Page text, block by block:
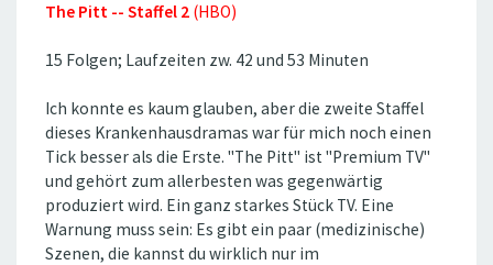
The Pitt -- Staffel 2 (HBO)
15 Folgen; Laufzeiten zw. 42 und 53 Minuten
Ich konnte es kaum glauben, aber die zweite Staffel
dieses Krankenhausdramas war für mich noch einen
Tick besser als die Erste. ''The Pitt'' ist ''Premium TV''
und gehört zum allerbesten was gegenwärtig
produziert wird. Ein ganz starkes Stück TV. Eine
Warnung muss sein: Es gibt ein paar (medizinische)
Szenen, die kannst du wirklich nur im